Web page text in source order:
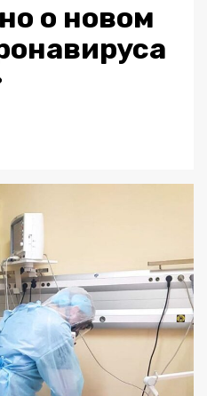
о новом